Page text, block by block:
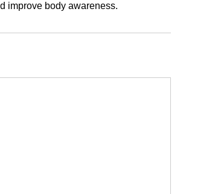
improve body awareness.